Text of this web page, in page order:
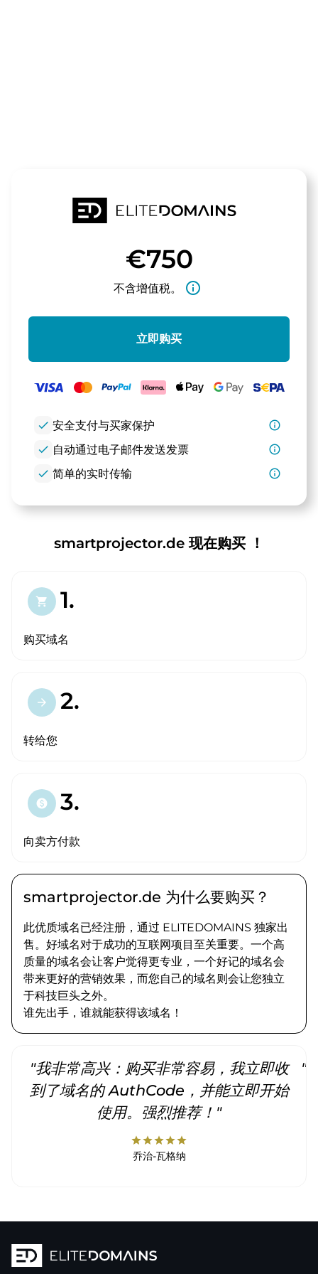
€750
不含增值税。 info_outline
立即购买
check 安全支付与买家保护
info_outline
check 自动通过电子邮件发送发票
info_outline
check 简单的实时传输 info_outline
smartprojector.de 现在购买 ！
shopping_cart 1.
购买域名
arrow_forward 2.
转给您
paid 3.
向卖方付款
smartprojector.de 为什么要购买？
此优质域名已经注册，通过 ELITEDOMAINS 独家出
售。好域名对于成功的互联网项目至关重要。一个高
质量的域名会让客户觉得更专业，一个好记的域名会
带来更好的营销效果，而您自己的域名则会让您独立
于科技巨头之外。
谁先出手，谁就能获得该域名！
"我非常高兴：购买非常容易，我立即收
到了域名的 AuthCode，并能立即开始
使用。强烈推荐！"
starstarstarstarstar
乔治-瓦格纳
"